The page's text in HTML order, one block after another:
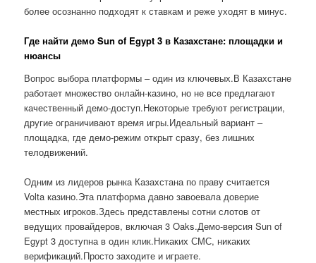
более осознанно подходят к ставкам и реже уходят в минус.
Где найти демо Sun of Egypt 3 в Казахстане: площадки и
нюансы
Вопрос выбора платформы – один из ключевых.В Казахстане
работает множество онлайн-казино, но не все предлагают
качественный демо-доступ.Некоторые требуют регистрации,
другие ограничивают время игры.Идеальный вариант –
площадка, где демо-режим открыт сразу, без лишних
телодвижений.
Одним из лидеров рынка Казахстана по праву считается
Volta казино.Эта платформа давно завоевала доверие
местных игроков.Здесь представлены сотни слотов от
ведущих провайдеров, включая 3 Oaks.Демо-версия Sun of
Egypt 3 доступна в один клик.Никаких СМС, никаких
верификаций.Просто заходите и играете.